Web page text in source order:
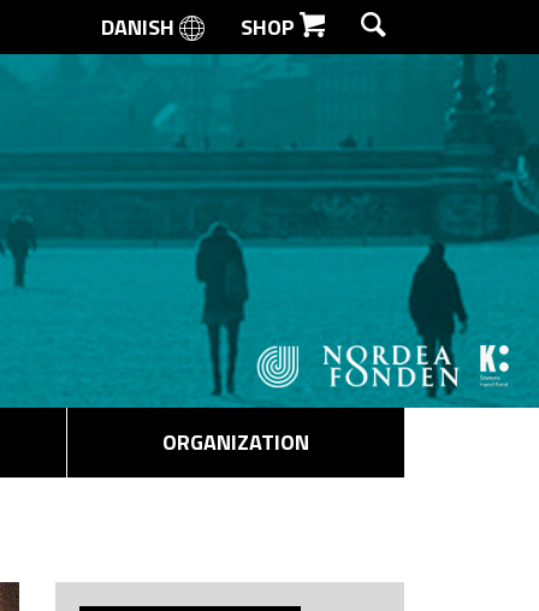
SEARCH
DANISH SHOP
ORGANIZATION